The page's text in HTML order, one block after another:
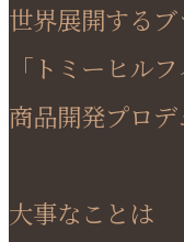
世界展開するブ
「トミーヒル
商品開発プロデ
大事なことは